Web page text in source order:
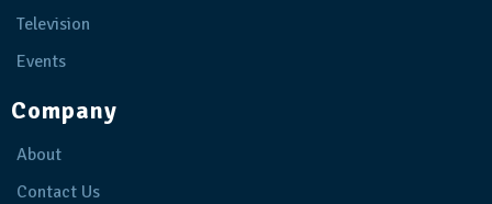
Television
Events
Company
About
Contact Us